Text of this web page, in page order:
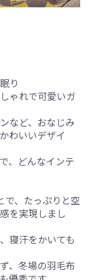
り
ゃれで可愛いガ
など、おなじみ
わいいデザイ
、どんなインテ
で、たっぷりと空
を実現しまし
寝汗をかいても
、冬場の羽毛布